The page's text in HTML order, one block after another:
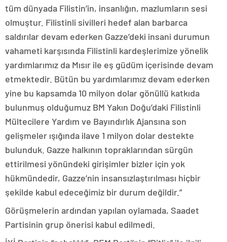
tüm dünyada Filistin’in, insanlığın, mazlumların sesi
olmuştur. Filistinli sivilleri hedef alan barbarca
saldırılar devam ederken Gazze’deki insani durumun
vahameti karşısında Filistinli kardeşlerimize yönelik
yardımlarımız da Mısır ile eş güdüm içerisinde devam
etmektedir. Bütün bu yardımlarımız devam ederken
yine bu kapsamda 10 milyon dolar gönüllü katkıda
bulunmuş olduğumuz BM Yakın Doğu’daki Filistinli
Mültecilere Yardım ve Bayındırlık Ajansına son
gelişmeler ışığında ilave 1 milyon dolar destekte
bulunduk. Gazze halkının topraklarından sürgün
ettirilmesi yönündeki girişimler bizler için yok
hükmündedir, Gazze’nin insansızlaştırılması hiçbir
şekilde kabul edeceğimiz bir durum değildir.”
Görüşmelerin ardından yapılan oylamada, Saadet
Partisinin grup önerisi kabul edilmedi.